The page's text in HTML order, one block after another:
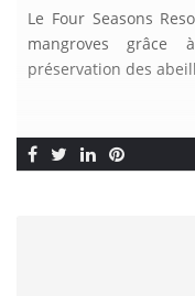
Le Four Seasons
mangroves grâce
préservation des